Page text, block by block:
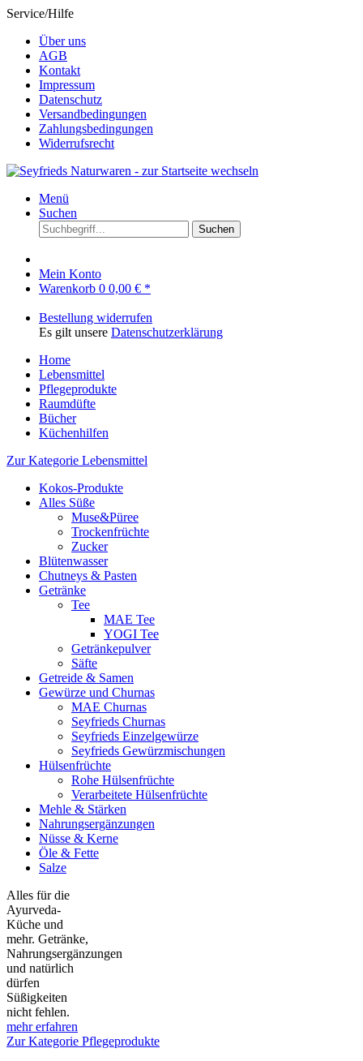
Service/Hilfe
Über uns
AGB
Kontakt
Impressum
Datenschutz
Versandbedingungen
Zahlungsbedingungen
Widerrufsrecht
Menü
Suchen
Suchen
Mein Konto
Warenkorb 0 0,00 € *
Bestellung widerrufen
Es gilt unsere Datenschutzerklärung
Home
Lebensmittel
Pflegeprodukte
Raumdüfte
Bücher
Küchenhilfen
Zur Kategorie Lebensmittel
Kokos-Produkte
Alles Süße
Muse&Püree
Trockenfrüchte
Zucker
Blütenwasser
Chutneys & Pasten
Getränke
Tee
MAE Tee
YOGI Tee
Getränkepulver
Säfte
Getreide & Samen
Gewürze und Churnas
MAE Churnas
Seyfrieds Churnas
Seyfrieds Einzelgewürze
Seyfrieds Gewürzmischungen
Hülsenfrüchte
Rohe Hülsenfrüchte
Verarbeitete Hülsenfrüchte
Mehle & Stärken
Nahrungsergänzungen
Nüsse & Kerne
Öle & Fette
Salze
Alles für die
Ayurveda-
Küche und
mehr. Getränke,
Nahrungsergänzungen
und natürlich
dürfen
Süßigkeiten
nicht fehlen.
mehr erfahren
Zur Kategorie Pflegeprodukte